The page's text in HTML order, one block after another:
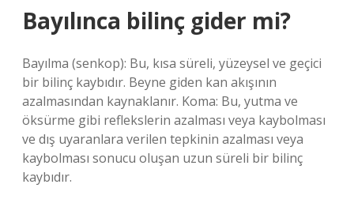
Bayılınca bilinç gider mi?
Bayılma (senkop): Bu, kısa süreli, yüzeysel ve geçici
bir bilinç kaybıdır. Beyne giden kan akışının
azalmasından kaynaklanır. Koma: Bu, yutma ve
öksürme gibi reflekslerin azalması veya kaybolması
ve dış uyaranlara verilen tepkinin azalması veya
kaybolması sonucu oluşan uzun süreli bir bilinç
kaybıdır.